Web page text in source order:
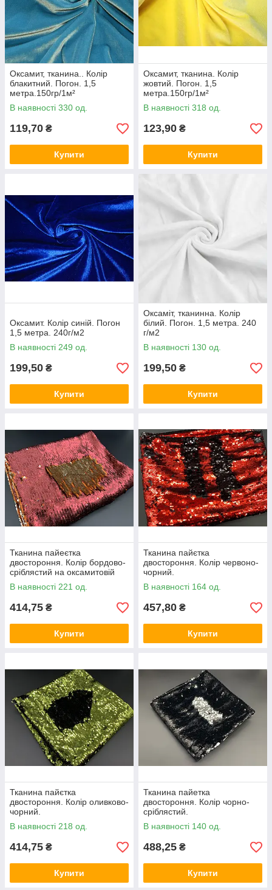
Оксамит, тканина.. Колір
блакитний. Погон. 1,5
метра.150гр/1м²
В наявності 330 од.
119,70 ₴
Купити
Оксамит, тканина. Колір
жовтий. Погон. 1,5
метра.150гр/1м²
В наявності 318 од.
123,90 ₴
Купити
Оксамит. Колір синій. Погон
1,5 метра. 240г/м2
В наявності 249 од.
199,50 ₴
Купити
Оксаміт, тканинна. Колір
білий. Погон. 1,5 метра. 240
г/м2
В наявності 130 од.
199,50 ₴
Купити
Тканина пайеєтка
двостороння. Колір бордово-
сріблястий на оксамитовій
помаранчевій основі.
В наявності 221 од.
414,75 ₴
Купити
Тканина пайєтка
двостороння. Колір червоно-
чорний.
В наявності 164 од.
457,80 ₴
Купити
Тканина пайєтка
двостороння. Колір оливково-
чорний.
В наявності 218 од.
414,75 ₴
Купити
Тканина пайетка
двостороння. Колір чорно-
сріблястий.
В наявності 140 од.
488,25 ₴
Купити